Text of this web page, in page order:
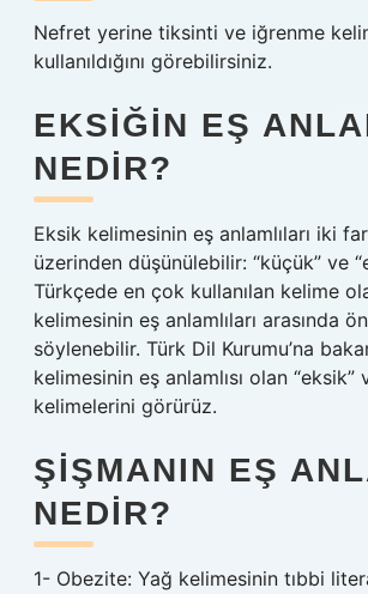
Nefret yerine tiksinti ve iğrenme
kullanıldığını görebilirsiniz.
EKSIĞIN EŞ
NEDIR?
Eksik kelimesinin eş anlamlıları iki
üzerinden düşünülebilir: “küçük” ve
Türkçede en çok kullanılan kelime
kelimesinin eş anlamlıları arasında
söylenebilir. Türk Dil Kurumu’na
kelimesinin eş anlamlısı olan “eksik”
kelimelerini görürüz.
ŞIŞMANIN EŞ
NEDIR?
1- Obezite: Yağ kelimesinin tıbbi